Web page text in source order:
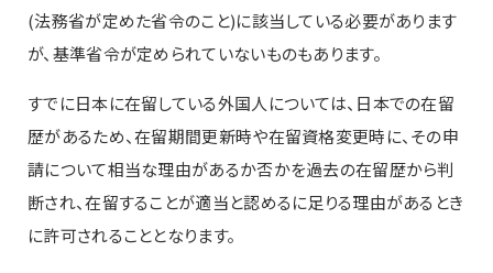
(法務省が定めた省令のこと)に該当している必要があります
が、基準省令が定められていないものもあります。
すでに日本に在留している外国人については、日本での在留
歴があるため、在留期間更新時や在留資格変更時に、その申
請について相当な理由があるか否かを過去の在留歴から判
断され、在留することが適当と認めるに足りる理由があるとき
に許可されることとなります。